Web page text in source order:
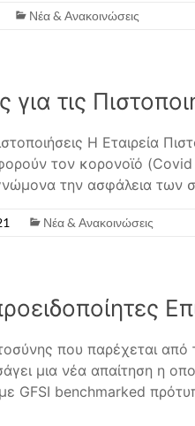
Νέα & Ανακοινώσεις
τις
Η Εταιρεία
τον κορονοϊό
την ασφάλεια των
Νέα & Ανακοινώσεις
που παρέχεται από
μια νέα απαίτηση η
GFSI benchmarked